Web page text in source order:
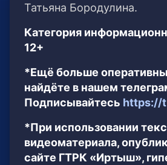
Татьяна Бородулина.
Категория
12+
*Ещё больше
найдёте в нашем
Подписывайтесь https://
*При использовании
видеоматериала,
сайте ГТРК «Иртыш»,